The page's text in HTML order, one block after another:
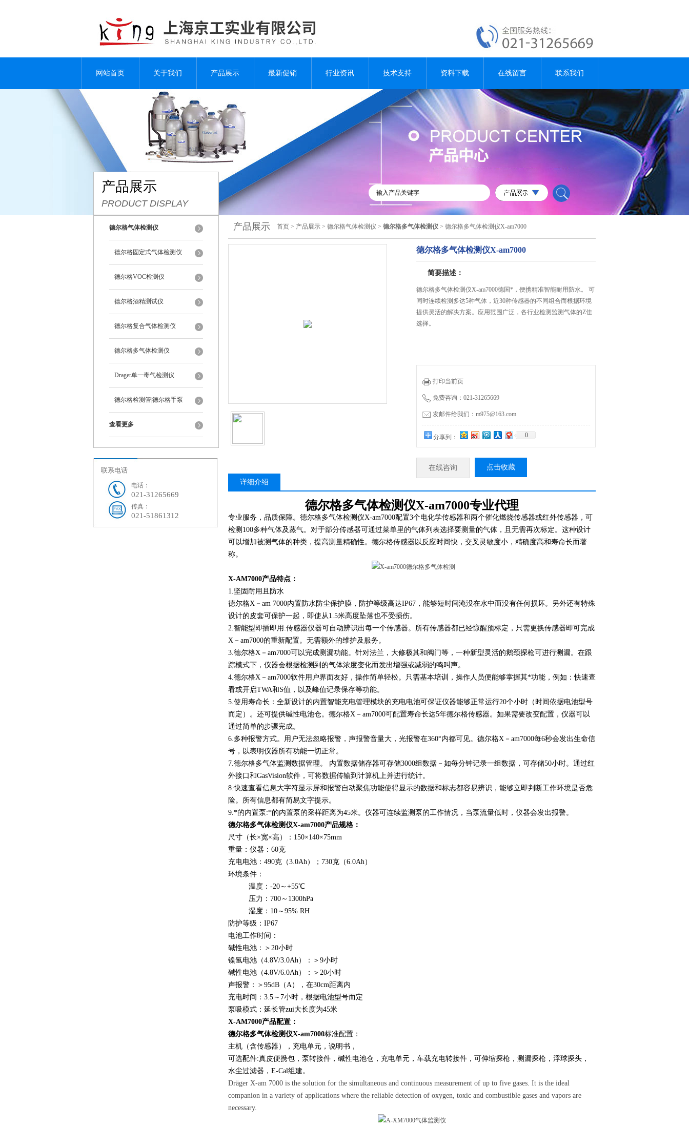
网站首页 关于我们 产品展示 最新促销 行业资讯 技术支持 资料下载 在线留言 联系我们
产品展示
PRODUCT DISPLAY
德尔格气体检测仪
德尔格固定式气体检测仪
德尔格VOC检测仪
德尔格酒精测试仪
德尔格复合气体检测仪
德尔格多气体检测仪
Drager单一毒气检测仪
德尔格检测管|德尔格手泵
查看更多
联系电话
电话：
021-31265669
传真：
021-51861312
产品展示 首页 > 产品展示 > 德尔格气体检测仪 > 德尔格多气体检测仪 > 德尔格多气体检测仪X-am7000
德尔格多气体检测仪X-am7000
简要描述：
德尔格多气体检测仪X-am7000德国*，便携精准智能耐用防水。 可
同时连续检测多达5种气体，近30种传感器的不同组合而根据环境
提供灵活的解决方案。应用范围广泛，各行业检测监测气体的Z佳
选择。
打印当前页
免费咨询：021-31265669
发邮件给我们：m975@163.com
分享到： 0
在线咨询
点击收藏
详细介绍
德尔格多气体检测仪X-am7000专业代理
专业服务，品质保障。德尔格多气体检测仪X-am7000配置3个电化学传感器和两个催化燃烧传感器或红外传感器，可
检测100多种气体及蒸气。对于部分传感器可通过菜单里的气体列表选择要测量的气体，且无需再次标定。这种设计
可以增加被测气体的种类，提高测量精确性。德尔格传感器以反应时间快，交叉灵敏度小，精确度高和寿命长而著
称。
X-AM7000产品特点：
1.坚固耐用且防水
德尔格X－am 7000内置防水防尘保护膜，防护等级高达IP67，能够短时间淹没在水中而没有任何损坏。另外还有特殊
设计的皮套可保护一起，即使从1.5米高度坠落也不受损伤。
2.智能型即插即用:传感器仪器可自动辨识出每一个传感器。所有传感器都已经惊醒预标定，只需更换传感器即可完成
X－am7000的重新配置。无需额外的维护及服务。
3.德尔格X－am7000可以完成测漏功能。针对法兰，大修极其和阀门等，一种新型灵活的鹅颈探枪可进行测漏。在跟
踪模式下，仪器会根据检测到的气体浓度变化而发出增强或减弱的鸣叫声。
4.德尔格X－am7000软件用户界面友好，操作简单轻松。只需基本培训，操作人员便能够掌握其*功能，例如：快速查
看或开启TWA和S值，以及峰值记录保存等功能。
5.使用寿命长： 全新设计的内置智能充电管理模块的充电电池可保证仪器能够正常运行20个小时（时间依据电池型号
而定）。还可提供碱性电池仓。德尔格X－am7000可配置寿命长达5年德尔格传感器。如果需要改变配置，仪器可以
通过简单的步骤完成。
6.多种报警方式。 用户无法忽略报警，声报警音量大，光报警在360°内都可见。德尔格X－am7000每6秒会发出生命信
号，以表明仪器所有功能一切正常。
7.德尔格多气体监测数据管理。 内置数据储存器可存储3000组数据－如每分钟记录一组数据，可存储50小时。通过红
外接口和GasVision软件，可将数据传输到计算机上并进行统计。
8.快速查看信息大字符显示屏和报警自动聚焦功能使得显示的数据和标志都容易辨识，能够立即判断工作环境是否危
险。所有信息都有简易文字提示。
9.*的内置泵:*的内置泵的采样距离为45米。仪器可连续监测泵的工作情况，当泵流量低时，仪器会发出报警。
德尔格多气体检测仪X-am7000产品规格：
尺寸（长×宽×高）：150×140×75mm
重量：仪器：60克
充电电池：490克（3.0Ah）；730克（6.0Ah）
环境条件：
温度：-20～+55℃
压力：700～1300hPa
湿度：10～95% RH
防护等级：IP67
电池工作时间：
碱性电池：＞20小时
镍氢电池（4.8V/3.0Ah）：＞9小时
碱性电池（4.8V/6.0Ah）：＞20小时
声报警：＞95dB（A），在30cm距离内
充电时间：3.5～7小时，根据电池型号而定
泵吸模式：延长管zui大长度为45米
X-AM7000产品配置：
德尔格多气体检测仪X-am7000标准配置：
主机（含传感器），充电单元，说明书，
可选配件:真皮便携包，泵转接件，碱性电池仓，充电单元，车载充电转接件，可伸缩探枪，测漏探枪，浮球探头，
水尘过滤器，E-Cal组建。
Dräger X-am 7000 is the solution for the simultaneous and continuous measurement of up to five gases. It is the ideal
companion in a variety of applications where the reliable detection of oxygen, toxic and combustible gases and vapors are
necessary.